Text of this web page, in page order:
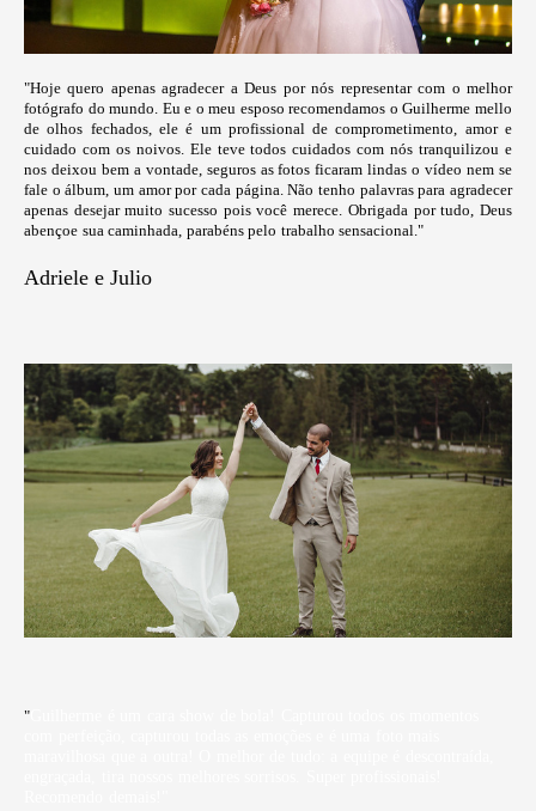
"Hoje quero apenas agradecer a Deus por nós representar com o melhor
fotógrafo do mundo. Eu e o meu esposo recomendamos o Guilherme mello
de olhos fechados, ele é um profissional de comprometimento, amor e
cuidado com os noivos. Ele teve todos cuidados com nós tranquilizou e
nos deixou bem a vontade, seguros as fotos ficaram lindas o vídeo nem se
fale o álbum, um amor por cada página. Não tenho palavras para agradecer
apenas desejar muito sucesso pois você merece. Obrigada por tudo, Deus
abençoe sua caminhada, parabéns pelo trabalho sensacional."
Adriele e Julio
"